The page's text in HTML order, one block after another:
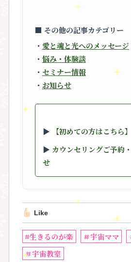
■ その他の記事カテゴリー
・ 愛と魂と光へのメッセージ
・ 悩み・体験談
・ セミナー情報
・ お知らせ
▶︎
【初めての方はこちら】
▶︎ カウンセリングご予約
せ
Like
#生きるのが楽 ＃宇宙ママ
＃宇宙教室